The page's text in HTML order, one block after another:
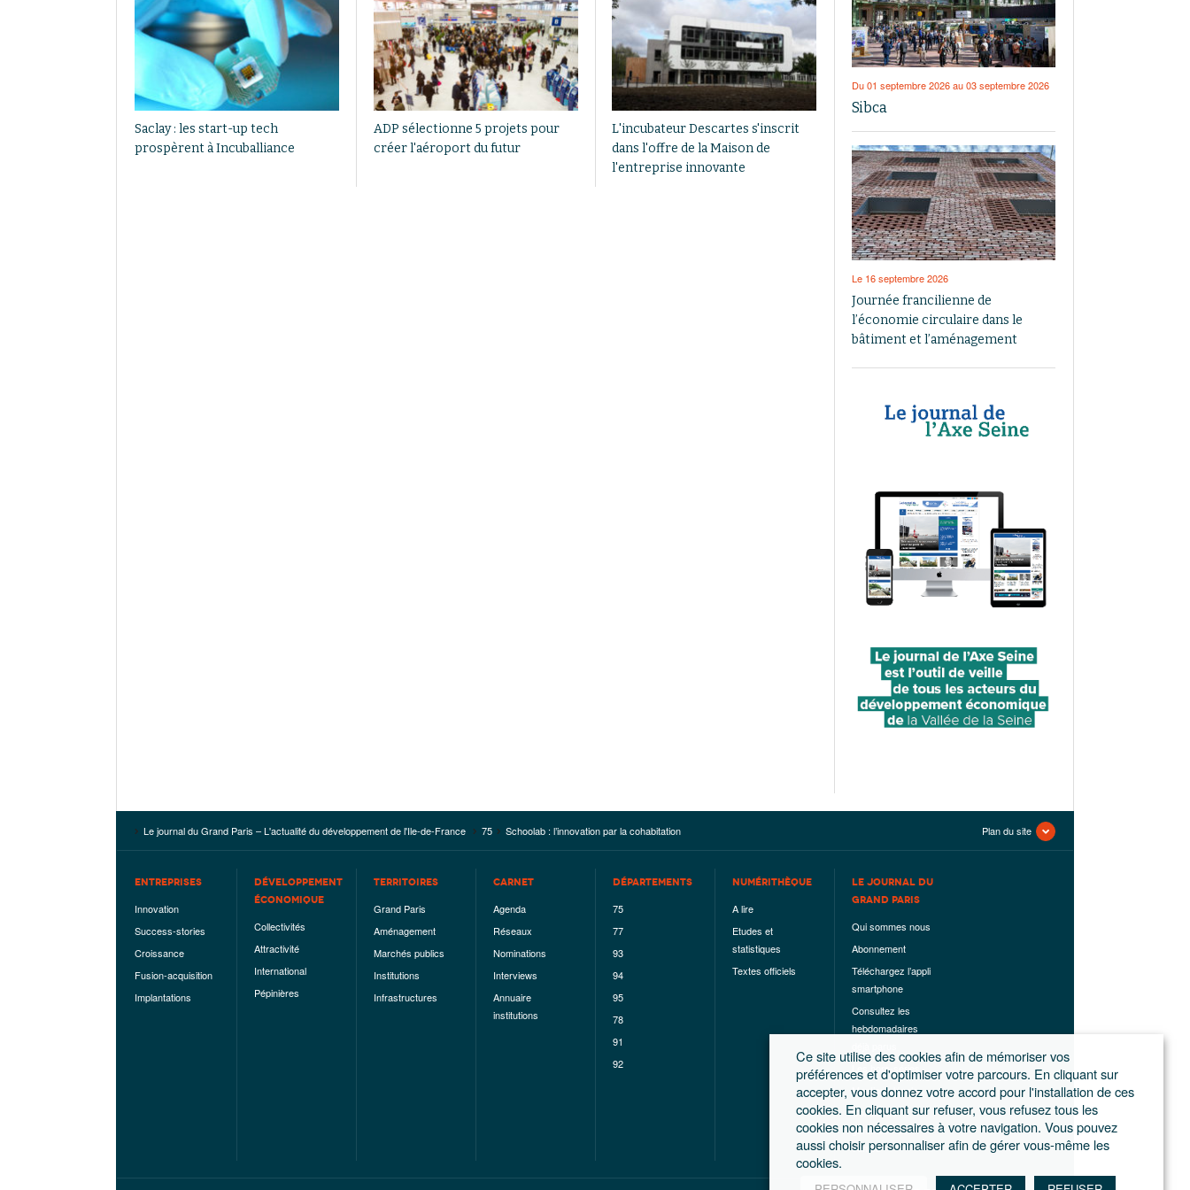
Saclay : les start-up tech
prospèrent à Incuballiance
ADP sélectionne 5 projets pour
créer l'aéroport du futur
L'incubateur Descartes s'inscrit
dans l'offre de la Maison de
l'entreprise innovante
Du 01 septembre 2026 au 03 septembre 2026
Sibca
Le 16 septembre 2026
Journée francilienne de
l’économie circulaire dans le
bâtiment et l’aménagement
Le journal du Grand Paris – L'actualité du développement de l'Ile-de-France 75 Schoolab : l’innovation par la cohabitation Plan du site
ENTREPRISES
Innovation
Success-stories
Croissance
Fusion-acquisition
Implantations
DÉVELOPPEMENT
ÉCONOMIQUE
Collectivités
Attractivité
International
Pépinières
TERRITOIRES
Grand Paris
Aménagement
Marchés publics
Institutions
Infrastructures
CARNET
Agenda
Réseaux
Nominations
Interviews
Annuaire
institutions
DÉPARTEMENTS
75
77
93
94
95
78
91
92
NUMÉRITHÈQUE
A lire
Etudes et
statistiques
Textes officiels
LE JOURNAL DU
GRAND PARIS
Qui sommes nous
Abonnement
Téléchargez l’appli
smartphone
Consultez les
hebdomadaires
Les hors-séries
Mentions légales
Conditions
générales de
ventes
Ce site utilise des cookies afin de mémoriser vos
préférences et d'optimiser votre parcours. En cliquant sur
accepter, vous donnez votre accord pour l'installation de ces
cookies. En cliquant sur refuser, vous refusez tous les
cookies non nécessaires à votre navigation. Vous pouvez
aussi choisir personnaliser afin de gérer vous-même les
cookies.